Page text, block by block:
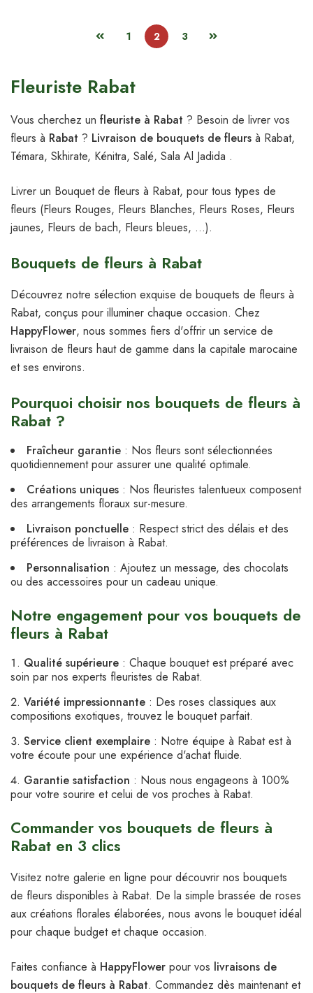
1 2 3
Fleuriste Rabat
Vous cherchez un fleuriste à Rabat ? Besoin de livrer vos
fleurs à Rabat ? Livraison de bouquets de fleurs à Rabat,
Témara, Skhirate, Kénitra, Salé, Sala Al Jadida .
Livrer un Bouquet de fleurs à Rabat, pour tous types de
fleurs (Fleurs Rouges, Fleurs Blanches, Fleurs Roses, Fleurs
jaunes, Fleurs de bach, Fleurs bleues, …).
Bouquets de fleurs à Rabat
Découvrez notre sélection exquise de bouquets de fleurs à
Rabat, conçus pour illuminer chaque occasion. Chez
HappyFlower, nous sommes fiers d'offrir un service de
livraison de fleurs haut de gamme dans la capitale marocaine
et ses environs.
Pourquoi choisir nos bouquets de fleurs à
Rabat ?
Fraîcheur garantie : Nos fleurs sont sélectionnées
quotidiennement pour assurer une qualité optimale.
Créations uniques : Nos fleuristes talentueux composent
des arrangements floraux sur-mesure.
Livraison ponctuelle : Respect strict des délais et des
préférences de livraison à Rabat.
Personnalisation : Ajoutez un message, des chocolats
ou des accessoires pour un cadeau unique.
Notre engagement pour vos bouquets de
fleurs à Rabat
Qualité supérieure : Chaque bouquet est préparé avec
soin par nos experts fleuristes de Rabat.
Variété impressionnante : Des roses classiques aux
compositions exotiques, trouvez le bouquet parfait.
Service client exemplaire : Notre équipe à Rabat est à
votre écoute pour une expérience d'achat fluide.
Garantie satisfaction : Nous nous engageons à 100%
pour votre sourire et celui de vos proches à Rabat.
Commander vos bouquets de fleurs à
Rabat en 3 clics
Visitez notre galerie en ligne pour découvrir nos bouquets
de fleurs disponibles à Rabat. De la simple brassée de roses
aux créations florales élaborées, nous avons le bouquet idéal
pour chaque budget et chaque occasion.
Faites confiance à HappyFlower pour vos livraisons de
bouquets de fleurs à Rabat. Commandez dès maintenant et